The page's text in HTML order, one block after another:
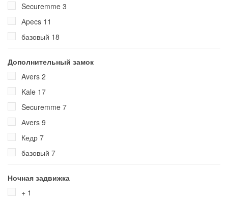
Securemme 3
Аpecs 11
базовый 18
Дополнительный замок
Avers 2
Kale 17
Securemme 7
Аvers 9
Кедр 7
базовый 7
Ночная задвижка
+ 1